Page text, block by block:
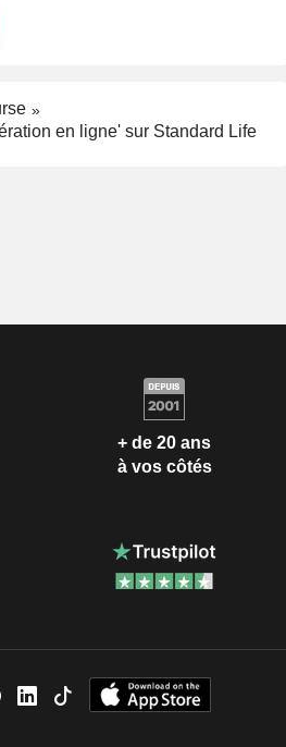
en ligne' sur Standard Life
+ de 20 ans
à vos côtés